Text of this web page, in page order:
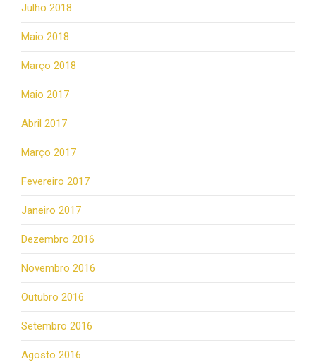
Julho 2018
Maio 2018
Março 2018
Maio 2017
Abril 2017
Março 2017
Fevereiro 2017
Janeiro 2017
Dezembro 2016
Novembro 2016
Outubro 2016
Setembro 2016
Agosto 2016